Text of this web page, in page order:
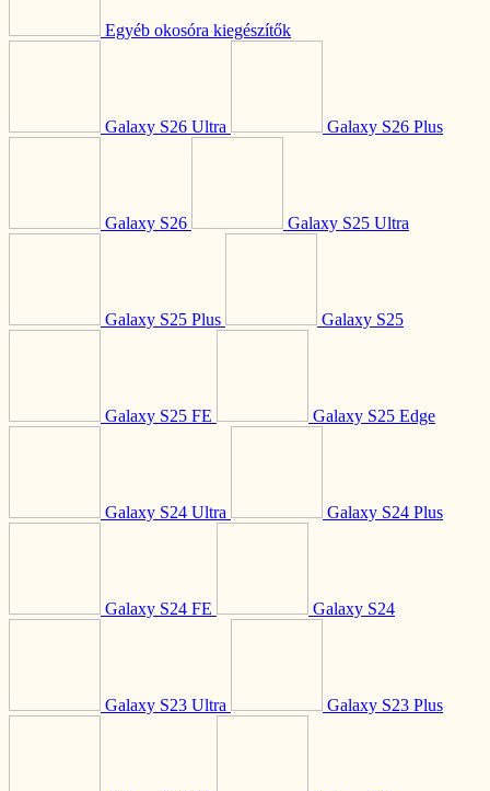
Egyéb okosóra kiegészítők
Galaxy S26 Ultra Galaxy S26 Plus
Galaxy S26 Galaxy S25 Ultra
Galaxy S25 Plus Galaxy S25
Galaxy S25 FE Galaxy S25 Edge
Galaxy S24 Ultra Galaxy S24 Plus
Galaxy S24 FE Galaxy S24
Galaxy S23 Ultra Galaxy S23 Plus